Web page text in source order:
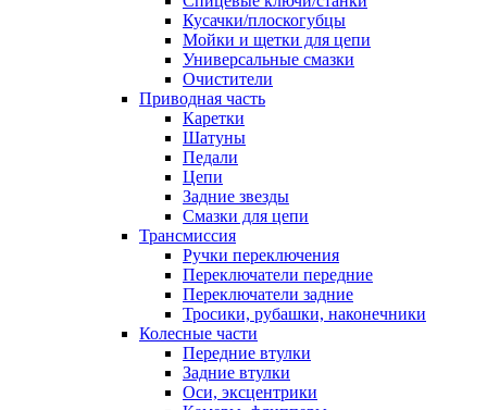
Кусачки/плоскогубцы
Мойки и щетки для цепи
Универсальные смазки
Очистители
Приводная часть
Каретки
Шатуны
Педали
Цепи
Задние звезды
Смазки для цепи
Трансмиссия
Ручки переключения
Переключатели передние
Переключатели задние
Тросики, рубашки, наконечники
Колесные части
Передние втулки
Задние втулки
Оси, эксцентрики